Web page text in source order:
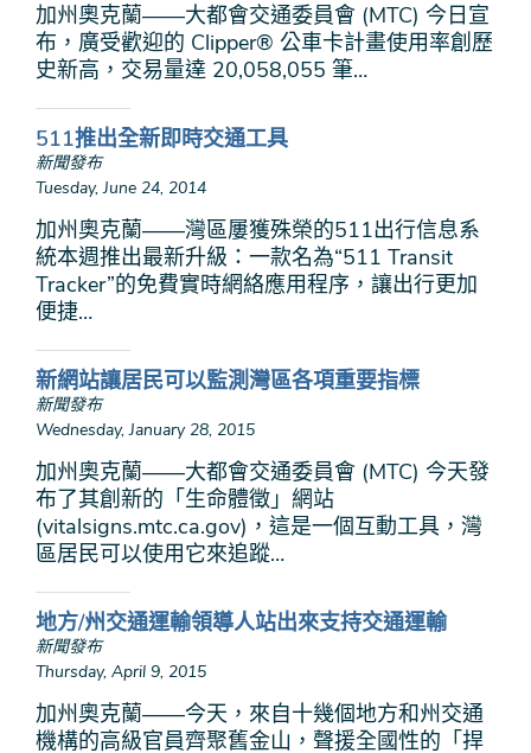
加州奧克蘭——大都會交通委員會 (MTC) 今日宣
布，廣受歡迎的 Clipper® 公車卡計畫使用率創歷
史新高，交易量達 20,058,055 筆…
511推出全新即時交通工具
新聞發布
Tuesday, June 24, 2014
加州奧克蘭——灣區屢獲殊榮的511出行信息系
統本週推出最新升級：一款名為“511 Transit
Tracker”的免費實時網絡應用程序，讓出行更加
便捷…
新網站讓居民可以監測灣區各項重要指標
新聞發布
Wednesday, January 28, 2015
加州奧克蘭——大都會交通委員會 (MTC) 今天發
布了其創新的「生命體徵」網站
(vitalsigns.mtc.ca.gov)，這是一個互動工具，灣
區居民可以使用它來追蹤…
地方/州交通運輸領導人站出來支持交通運輸
新聞發布
Thursday, April 9, 2015
加州奧克蘭——今天，來自十幾個地方和州交通
機構的高級官員齊聚舊金山，聲援全國性的「捍